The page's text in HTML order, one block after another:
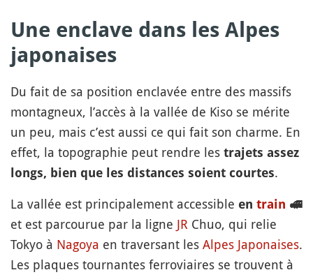
Une enclave dans les Alpes
japonaises
Du fait de sa position enclavée entre des massifs
montagneux, l’accès à la vallée de Kiso se mérite
un peu, mais c’est aussi ce qui fait son charme. En
effet, la topographie peut rendre les trajets assez
longs, bien que les distances soient courtes.
La vallée est principalement accessible en train 🚅
et est parcourue par la ligne JR Chuo, qui relie
Tokyo à Nagoya en traversant les Alpes Japonaises.
Les plaques tournantes ferroviaires se trouvent à